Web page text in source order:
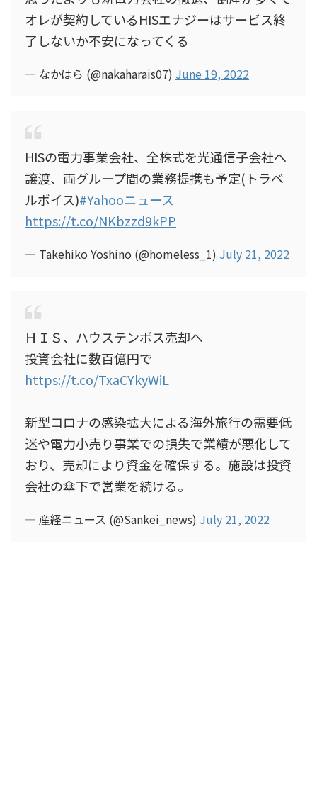
オレが契約しているHISエナジーはサービス終
了しないか不安になってくる
— なかはら (@nakaharais07) June 19, 2022
HISの電力事業会社、全株式を光通信子会社へ
譲渡、両グループ間の業務提携も予定(トラベ
ルボイス)#Yahooニュース
https://t.co/NKbzzd9kPP
— Takehiko Yoshino (@homeless_1) July 21, 2022
ＨＩＳ、ハウステンボス売却へ
投資会社に数百億円で
https://t.co/TxaCYkyWiL
新型コロナの感染拡大による海外旅行の需要低
迷や電力小売り事業での損失で業績が悪化して
おり、売却により資金を確保する。施設は投資
会社の傘下で営業を続ける。
— 産経ニュース (@Sankei_news) July 21, 2022